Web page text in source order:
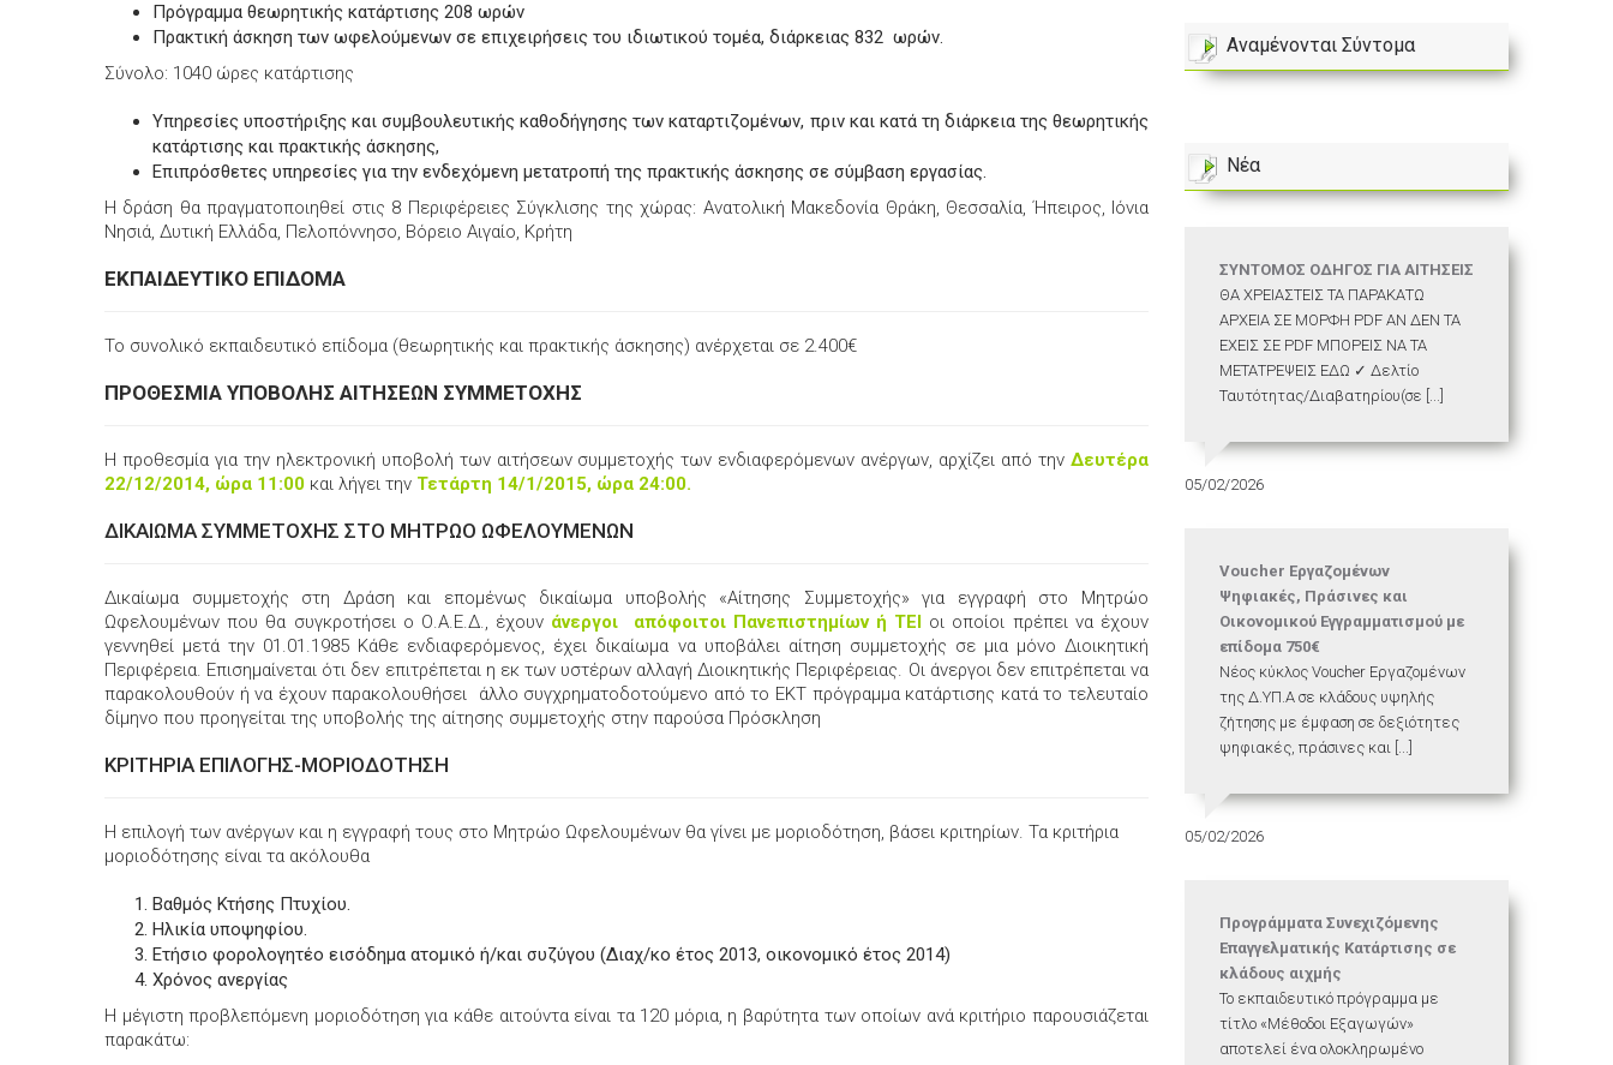
Πρόγραμμα θεωρητικής κατάρτισης 208 ωρών
Πρακτική άσκηση των ωφελούμενων σε επιχειρήσεις του ιδιωτικού τομέα, διάρκειας 832 ωρών.
Σύνολο: 1040 ώρες κατάρτισης
Υπηρεσίες υποστήριξης και συμβουλευτικής καθοδήγησης των καταρτιζομένων, πριν και κατά τη διάρκεια της θεωρητικής
κατάρτισης και πρακτικής άσκησης,
Επιπρόσθετες υπηρεσίες για την ενδεχόμενη μετατροπή της πρακτικής άσκησης σε σύμβαση εργασίας.
Η δράση θα πραγματοποιηθεί στις 8 Περιφέρειες Σύγκλισης της χώρας: Ανατολική Μακεδονία Θράκη, Θεσσαλία, Ήπειρος, Ιόνια
Νησιά, Δυτική Ελλάδα, Πελοπόννησο, Βόρειο Αιγαίο, Κρήτη
ΕΚΠΑΙΔΕΥΤΙΚΟ ΕΠΙΔΟΜΑ
Το συνολικό εκπαιδευτικό επίδομα (θεωρητικής και πρακτικής άσκησης) ανέρχεται σε 2.400€
ΠΡΟΘΕΣΜΙΑ ΥΠΟΒΟΛΗΣ ΑΙΤΗΣΕΩΝ ΣΥΜΜΕΤΟΧΗΣ
Η προθεσμία για την ηλεκτρονική υποβολή των αιτήσεων συμμετοχής των ενδιαφερόμενων ανέργων, αρχίζει από την Δευτέρα
22/12/2014, ώρα 11:00 και λήγει την Τετάρτη 14/1/2015, ώρα 24:00.
ΔΙΚΑΙΩΜΑ ΣΥΜΜΕΤΟΧΗΣ ΣΤΟ ΜΗΤΡΩΟ ΩΦΕΛΟΥΜΕΝΩΝ
Δικαίωμα συμμετοχής στη Δράση και επομένως δικαίωμα υποβολής «Αίτησης Συμμετοχής» για εγγραφή στο Μητρώο
Ωφελουμένων που θα συγκροτήσει ο Ο.Α.Ε.Δ., έχουν άνεργοι απόφοιτοι Πανεπιστημίων ή ΤΕΙ οι οποίοι πρέπει να έχουν
γεννηθεί μετά την 01.01.1985 Κάθε ενδιαφερόμενος, έχει δικαίωμα να υποβάλει αίτηση συμμετοχής σε μια μόνο Διοικητική
Περιφέρεια. Επισημαίνεται ότι δεν επιτρέπεται η εκ των υστέρων αλλαγή Διοικητικής Περιφέρειας. Οι άνεργοι δεν επιτρέπεται να
παρακολουθούν ή να έχουν παρακολουθήσει άλλο συγχρηματοδοτούμενο από το ΕΚΤ πρόγραμμα κατάρτισης κατά το τελευταίο
δίμηνο που προηγείται της υποβολής της αίτησης συμμετοχής στην παρούσα Πρόσκληση
ΚΡΙΤΗΡΙΑ ΕΠΙΛΟΓΗΣ-ΜΟΡΙΟΔΟΤΗΣΗ
Η επιλογή των ανέργων και η εγγραφή τους στο Μητρώο Ωφελουμένων θα γίνει με μοριοδότηση, βάσει κριτηρίων. Τα κριτήρια
μοριοδότησης είναι τα ακόλουθα
Βαθμός Κτήσης Πτυχίου.
Ηλικία υποψηφίου.
Ετήσιο φορολογητέο εισόδημα ατομικό ή/και συζύγου (Διαχ/κο έτος 2013, οικονομικό έτος 2014)
Χρόνος ανεργίας
Η μέγιστη προβλεπόμενη μοριοδότηση για κάθε αιτούντα είναι τα 120 μόρια, η βαρύτητα των οποίων ανά κριτήριο παρουσιάζεται
παρακάτω:
Αναμένονται Σύντομα
Νέα
ΣΥΝΤΟΜΟΣ ΟΔΗΓΟΣ ΓΙΑ ΑΙΤΗΣΕΙΣ
ΘΑ ΧΡΕΙΑΣΤΕΙΣ ΤΑ ΠΑΡΑΚΑΤΩ
ΑΡΧΕΙΑ ΣΕ ΜΟΡΦΗ PDF ΑΝ ΔΕΝ ΤΑ
ΕΧΕΙΣ ΣΕ PDF ΜΠΟΡΕΙΣ ΝΑ ΤΑ
ΜΕΤΑΤΡΕΨΕΙΣ ΕΔΩ ✓ Δελτίο
Ταυτότητας/Διαβατηρίου(σε [...]
05/02/2026
Voucher Εργαζομένων
Ψηφιακές, Πράσινες και
Οικονομικού Εγγραμματισμού με
επίδομα 750€
Νέος κύκλος Voucher Εργαζομένων
της Δ.ΥΠ.Α σε κλάδους υψηλής
ζήτησης με έμφαση σε δεξιότητες
ψηφιακές, πράσινες και [...]
05/02/2026
Προγράμματα Συνεχιζόμενης
Επαγγελματικής Κατάρτισης σε
κλάδους αιχμής
Το εκπαιδευτικό πρόγραμμα με
τίτλο «Μέθοδοι Εξαγωγών»
αποτελεί ένα ολοκληρωμένο